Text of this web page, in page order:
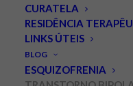
CURATELA
RESIDÊNCIA
LINKS ÚTEIS
BLOG
ESQUIZOFRENIA
Angústia x
diferenciá-